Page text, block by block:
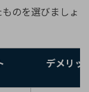
のを選びましょ
デメリッ